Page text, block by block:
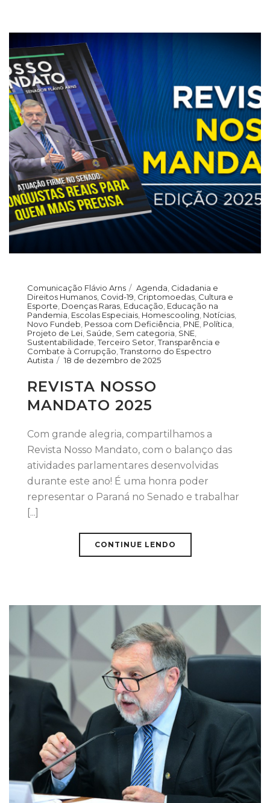
Comunicação Flávio Arns Agenda Cidadania e
Direitos Humanos Covid-19 Criptomoedas Cultura e
Esporte Doenças Raras Educação Educação na
Pandemia Escolas Especiais Homescooling Notícias
Novo Fundeb Pessoa com Deficiência PNE Política
Projeto de Lei Saúde Sem categoria SNE
Sustentabilidade ,Terceiro Setor ,Transparência e
Combate à Corrupção ,Transtorno do Espectro
Autista
18 de dezembro de 2025
REVISTA NOSSO
MANDATO 2025
Com grande alegria, compartilhamos a
Revista Nosso Mandato, com o balanço das
atividades parlamentares desenvolvidas
durante este ano! É uma honra poder
representar o Paraná no Senado e trabalhar
[...]
CONTINUE LENDO